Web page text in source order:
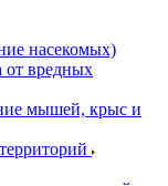
насекомых)
от вредных
мышей, крыс и